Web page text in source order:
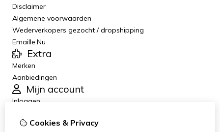
Disclaimer
Algemene voorwaarden
Wederverkopers gezocht / dropshipping
Emaille.Nu
Extra
Merken
Aanbiedingen
Mijn account
Inloggen
Verlanglijst
Cookies & Privacy